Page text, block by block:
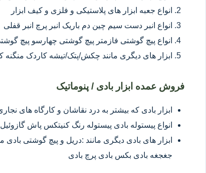
انواع جعبه ابزار های پلاستیکی و فلزی و کیف ابزار
انواع انبر دست سیم چین دم باریک انبر پرچ انبر قفلی
انواع پیچ گوشتی فازمتر پیچ گوشتی چهارسو پیچ
ابزار های دیگری مانند چکش/پتک/تیشه کاردک
فروش عمده ابزار بادی / پنوماتیک
ابزار بادی که بیشتر به درد نقاشان و کارگاه های
انواع پیستوله بادی پیستوله رنگ کنیتکس پاش
ابزار های بادی دیگری مانند :دریل و پیچ گوشتی
جغجغه بادی بکس بادی پرچ بادی